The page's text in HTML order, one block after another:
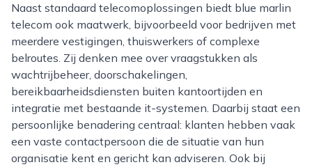
Naast standaard telecomoplossingen biedt blue marlin
telecom ook maatwerk, bijvoorbeeld voor bedrijven met
meerdere vestigingen, thuiswerkers of complexe
belroutes. Zij denken mee over vraagstukken als
wachtrijbeheer, doorschakelingen,
bereikbaarheidsdiensten buiten kantoortijden en
integratie met bestaande it-systemen. Daarbij staat een
persoonlijke benadering centraal: klanten hebben vaak
een vaste contactpersoon die de situatie van hun
organisatie kent en gericht kan adviseren. Ook bij